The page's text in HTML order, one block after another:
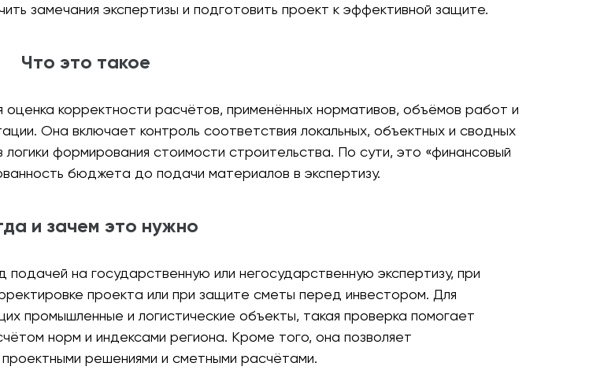
замечания экспертизы и подготовить проект к эффективной защите.
Что это такое
корректности расчётов, применённых нормативов, объёмов работ и
Она включает контроль соответствия локальных, объектных и сводных
формирования стоимости строительства. По сути, это «финансовый
бюджета до подачи материалов в экспертизу.
и зачем это нужно
на государственную или негосударственную экспертизу, при
проекта или при защите сметы перед инвестором. Для
промышленные и логистические объекты, такая проверка помогает
норм и индексами региона. Кроме того, она позволяет
решениями и сметными расчётами.